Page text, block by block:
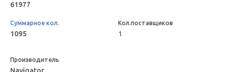
61977
1095 1